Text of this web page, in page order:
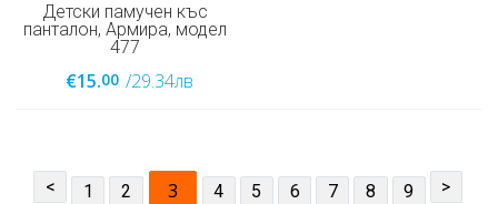
Детски памучен къс
панталон, Армира, модел
477
€15.00 /29.34лв
< 1 2 3 4 5 6 7 8 9 >